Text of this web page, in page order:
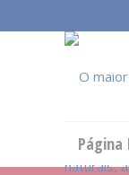
Página